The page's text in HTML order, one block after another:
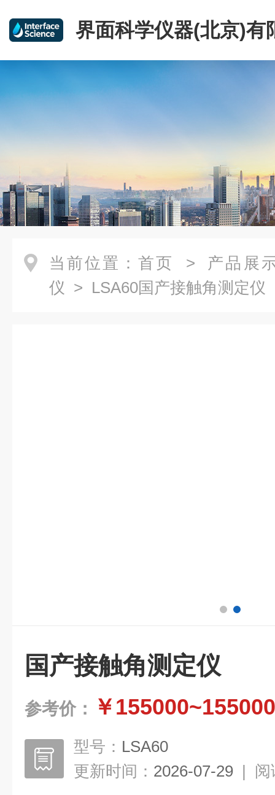
界面科学仪器(北京)有
当前位置： 首页 > 产品展
仪 > LSA60国产接触角测定仪
国产接触角测定仪
参考价： ￥155000~155000
型号： LSA60
更新时间： 2026-07-29 | 阅